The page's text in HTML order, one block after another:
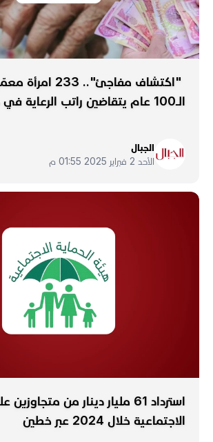
"اكتشاف مفاجئ"..
الـ100 عام يتقاضين راتب الرعاية في ذي قار
الجبال
الأحد 2 فبراير 2025 01:55 م
استرداد 61 مليار دينار من
الاجتماعية خلال 2024 عبر خطين